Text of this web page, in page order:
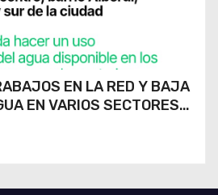
EN LA RED Y BAJA
EN VARIOS SECTORES